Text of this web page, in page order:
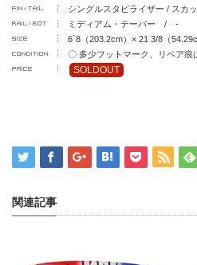
シングルスタビライザー / スカ
ミディアム・テーパー / -
6`8（203.2cm）× 21 3/8（
〇 多少フットマーク、リペア痕
SOLDOUT
関連記事